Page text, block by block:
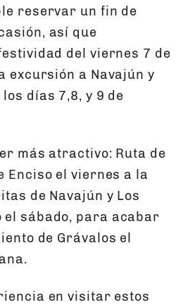
reservar un fin de
así que
del viernes 7 de
excursión a Navajún y
días 7,8, y 9 de
más atractivo: Ruta de
Enciso el viernes a la
de Navajún y Los
el sábado, para acabar
de Grávalos el
en visitar estos